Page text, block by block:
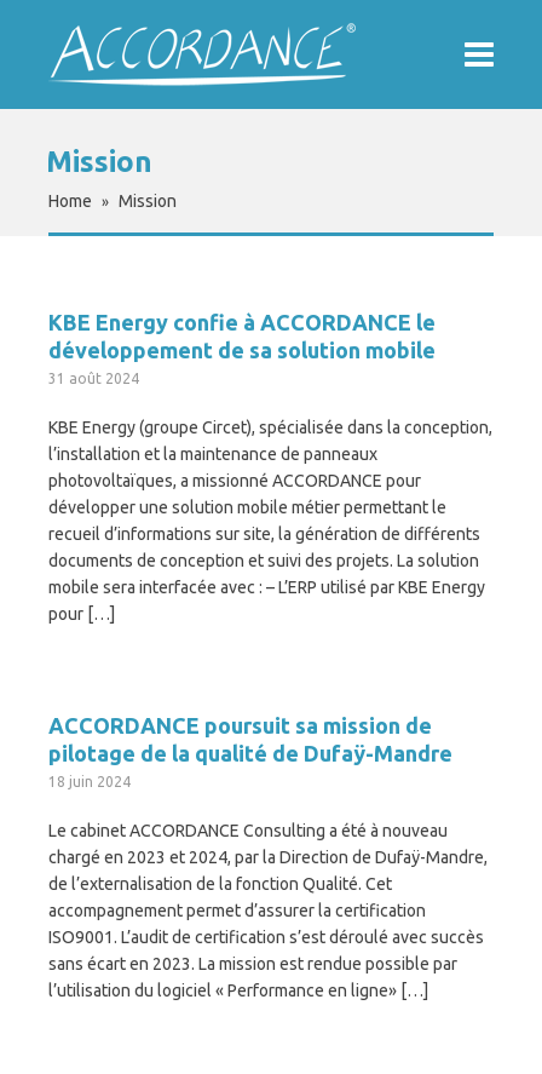
Mission
Home » Mission
KBE Energy confie à ACCORDANCE le
développement de sa solution mobile
31 août 2024
KBE Energy (groupe Circet), spécialisée dans la conception,
l’installation et la maintenance de panneaux
photovoltaïques, a missionné ACCORDANCE pour
développer une solution mobile métier permettant le
recueil d’informations sur site, la génération de différents
documents de conception et suivi des projets. La solution
mobile sera interfacée avec : – L’ERP utilisé par KBE Energy
pour […]
ACCORDANCE poursuit sa mission de
pilotage de la qualité de Dufaÿ-Mandre
18 juin 2024
Le cabinet ACCORDANCE Consulting a été à nouveau
chargé en 2023 et 2024, par la Direction de Dufaÿ-Mandre,
de l’externalisation de la fonction Qualité. Cet
accompagnement permet d’assurer la certification
ISO9001. L’audit de certification s’est déroulé avec succès
sans écart en 2023. La mission est rendue possible par
l’utilisation du logiciel « Performance en ligne» […]